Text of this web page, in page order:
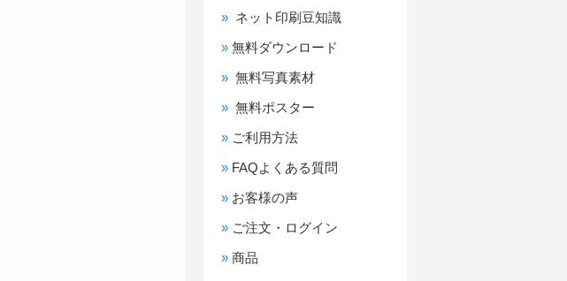
ネット印刷豆知識
無料ダウンロード
無料写真素材
無料ポスター
ご利用方法
FAQよくある質問
お客様の声
ご注文・ログイン
商品